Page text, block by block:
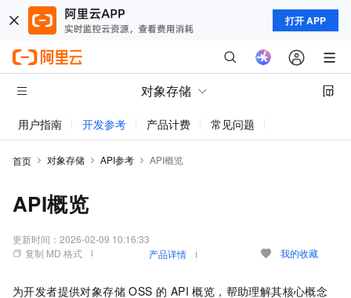
打开 APP
对象存储
用户指南 开发参考 产品计费 常见问题
首页 对象存储 API参考 API概览
API概览
更新时间： 2026-02-09 10:16:33
复制 MD 格式
产品详情 我的收藏
为开发者提供对象存储 OSS 的 API 概览，帮助理解其核心概念